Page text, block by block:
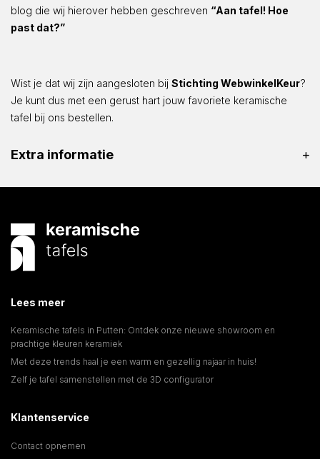
blog die wij hierover hebben geschreven “Aan tafel! Hoe
past dat?”
Wist je dat wij zijn aangesloten bij Stichting WebwinkelKeur?
Je kunt dus met een gerust hart jouw favoriete keramische
tafel bij ons bestellen.
Extra informatie
Lees meer
Keramische tafels in Putten: Ontdek onze nieuwe showroom en
prachtige kleuren keramiek
Met deze trends haal je een warm en gezellig najaar in huis!
Zelf je tafel samenstellen met de 3D configurator
Klantenservice
Contact opnemen